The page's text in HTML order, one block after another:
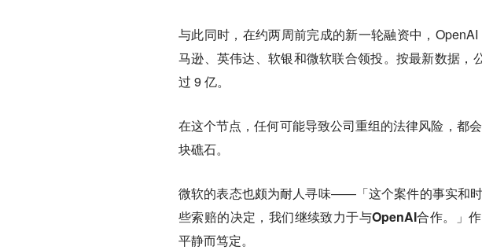
与此同时，在约两周前完成的新一轮融资中，
马逊、英伟达、软银和微软联合领投。按最新数据，
过 9 亿。
在这个节点，任何可能导致公司重组的法律风险，都
块礁石。
微软的表态也颇为耐人寻味——「这个案件的事实和
些索赔的决定， 我们继续致力于与OpenAI合作。」
平静而笃定。